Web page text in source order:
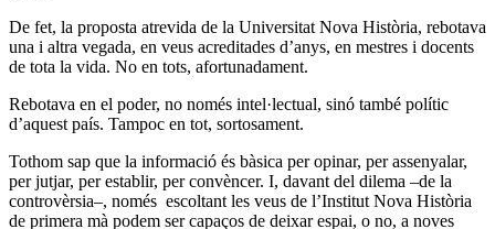
De fet, la proposta atrevida de la Universitat Nova Història, rebotava
una i altra vegada, en veus acreditades d’anys, en mestres i docents
de tota la vida. No en tots, afortunadament.
Rebotava en el poder, no només intel·lectual, sinó també polític
d’aquest país. Tampoc en tot, sortosament.
Tothom sap que la informació és bàsica per opinar, per assenyalar,
per jutjar, per establir, per convèncer. I, davant del dilema –de la
controvèrsia–, només escoltant les veus de l’Institut Nova Història
de primera mà podem ser capaços de deixar espai, o no, a noves